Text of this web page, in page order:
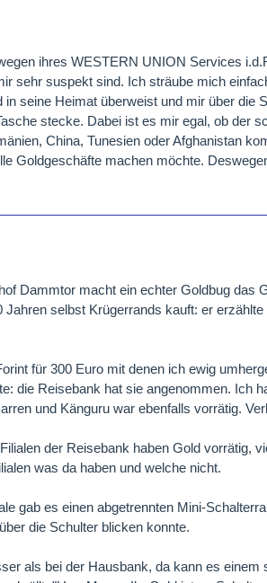
ihres WESTERN UNION Services
sehr suspekt sind. Ich sträube mich
in seine Heimat überweist und mir über die
stecke. Dabei ist es mir egal, ob der
China, Tunesien oder Afghanistan
Goldgeschäfte machen möchte.
Dammtor macht ein echter Goldbug das
Jahren selbst Krügerrands kauft: er
für 300 Euro mit denen ich ewig
die Reisebank hat sie angenommen. Ich
und Känguru war ebenfalls vorrätig.
der Reisebank haben Gold vorrätig,
was da haben und welche nicht.
gab es einen abgetrennten Mini-
die Schulter blicken konnte.
als bei der Hausbank, da kann es